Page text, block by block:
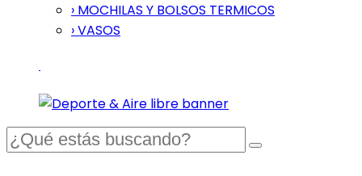
› MOCHILAS Y BOLSOS TERMICOS
› VASOS